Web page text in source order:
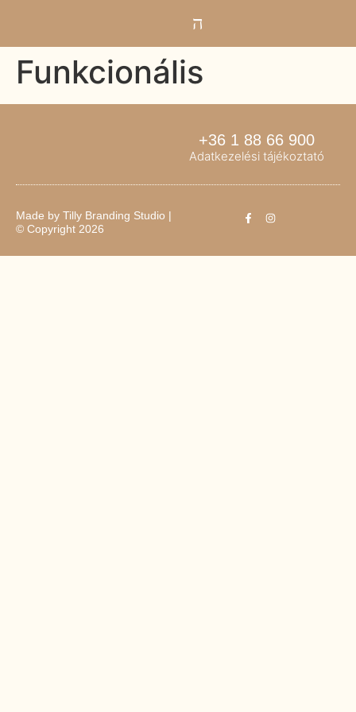
Funkcionális
+36 1 88 66 900
Adatkezelési tájékoztató
Made by Tilly Branding Studio |
© Copyright 2026